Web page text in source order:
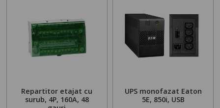
Repartitor etajat cu
surub, 4P, 160A, 48
UPS monofazat Eaton
5E, 850i, USB